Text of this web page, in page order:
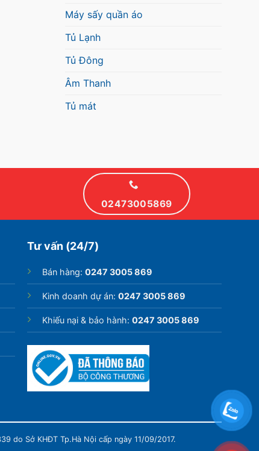
Máy sấy quần áo
Tủ Lạnh
Tủ Đông
Âm Thanh
Tủ mát
02473005869
Tư vấn (24/7)
Bán hàng: 0247 3005 869
Kinh doanh dự án: 0247 3005 869
Khiếu nại & bảo hành: 0247 3005 869
do Sở KHĐT Tp.Hà Nội cấp ngày 11/09/2017.